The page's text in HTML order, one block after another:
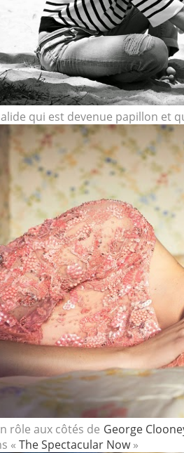
qui est devenue papillon et
rôle aux côtés de George
« The Spectacular Now»